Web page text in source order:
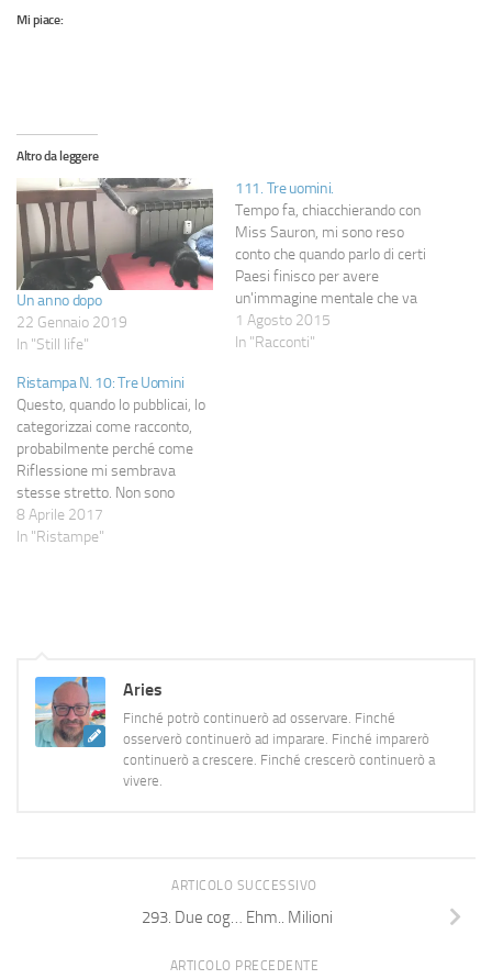
Mi piace:
Altro da leggere
Un anno dopo
22 Gennaio 2019
In "Still life"
111. Tre uomini.
Tempo fa, chiacchierando con
Miss Sauron, mi sono reso
conto che quando parlo di certi
Paesi finisco per avere
un'immagine mentale che va
formandosi e che, in qualche
modo, dona loro un volto o, se
1 Agosto 2015
In "Racconti"
Ristampa N. 10: Tre Uomini
Questo, quando lo pubblicai, lo
categorizzai come racconto,
probabilmente perché come
Riflessione mi sembrava
stesse stretto. Non sono
sicuro sia considerabile come
tale, ma dato che avevo deciso
8 Aprile 2017
In "Ristampe"
Aries
Finché potrò continuerò ad osservare. Finché
osserverò continuerò ad imparare. Finché imparerò
continuerò a crescere. Finché crescerò continuerò a
vivere.
ARTICOLO SUCCESSIVO
293. Due cog… Ehm.. Milioni
ARTICOLO PRECEDENTE